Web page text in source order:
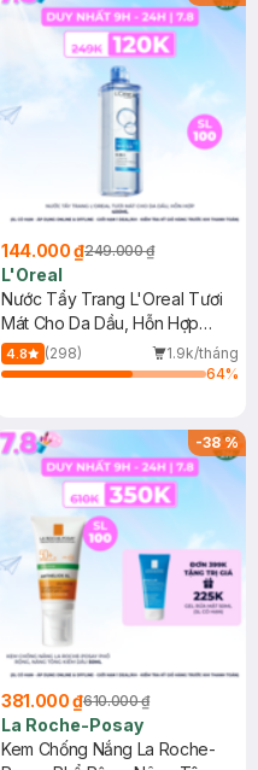
144.000 ₫249.000 ₫
L'Oreal
Nước Tẩy Trang L'Oreal Tươi
Mát Cho Da Dầu, Hỗn Hợp
400ml
4.8 (298)
1.9k/tháng
64%
-38%
381.000 ₫610.000 ₫
La Roche-Posay
Kem Chống Nắng La Roche-